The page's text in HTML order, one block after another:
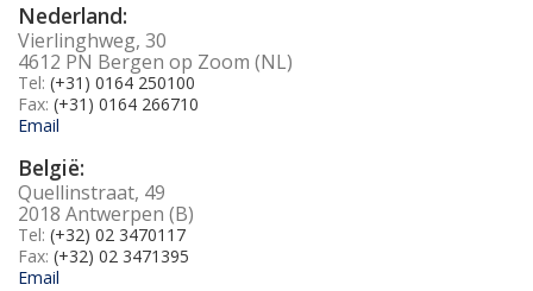
Nederland:
Vierlinghweg, 30
4612 PN Bergen op Zoom (NL)
Tel: (+31) 0164 250100
Fax: (+31) 0164 266710
Email
België:
Quellinstraat, 49
2018 Antwerpen (B)
Tel: (+32) 02 3470117
Fax: (+32) 02 3471395
Email